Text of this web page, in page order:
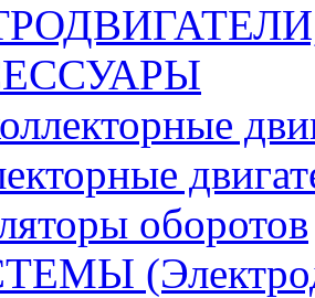
оборотов